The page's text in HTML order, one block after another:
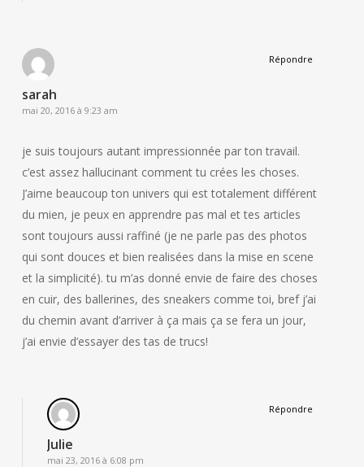
sarah
mai 20, 2016 à 9:23 am
je suis toujours autant impressionnée par ton travail.
c’est assez hallucinant comment tu crées les choses.
J’aime beaucoup ton univers qui est totalement différent
du mien, je peux en apprendre pas mal et tes articles
sont toujours aussi raffiné (je ne parle pas des photos
qui sont douces et bien realisées dans la mise en scene
et la simplicité). tu m’as donné envie de faire des choses
en cuir, des ballerines, des sneakers comme toi, bref j’ai
du chemin avant d’arriver à ça mais ça se fera un jour,
j’ai envie d’essayer des tas de trucs!
Répondre
Julie
mai 23, 2016 à 6:08 pm
Répondre